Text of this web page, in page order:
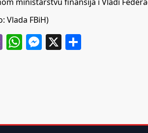
Vlada FBiH)
ViberWhatsApp
Messenger
X